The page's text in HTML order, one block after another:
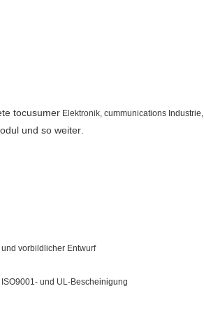
tocusumer Elektronik, cummunications Industrie,
und so weiter.
vorbildlicher Entwurf
und UL-Bescheinigung